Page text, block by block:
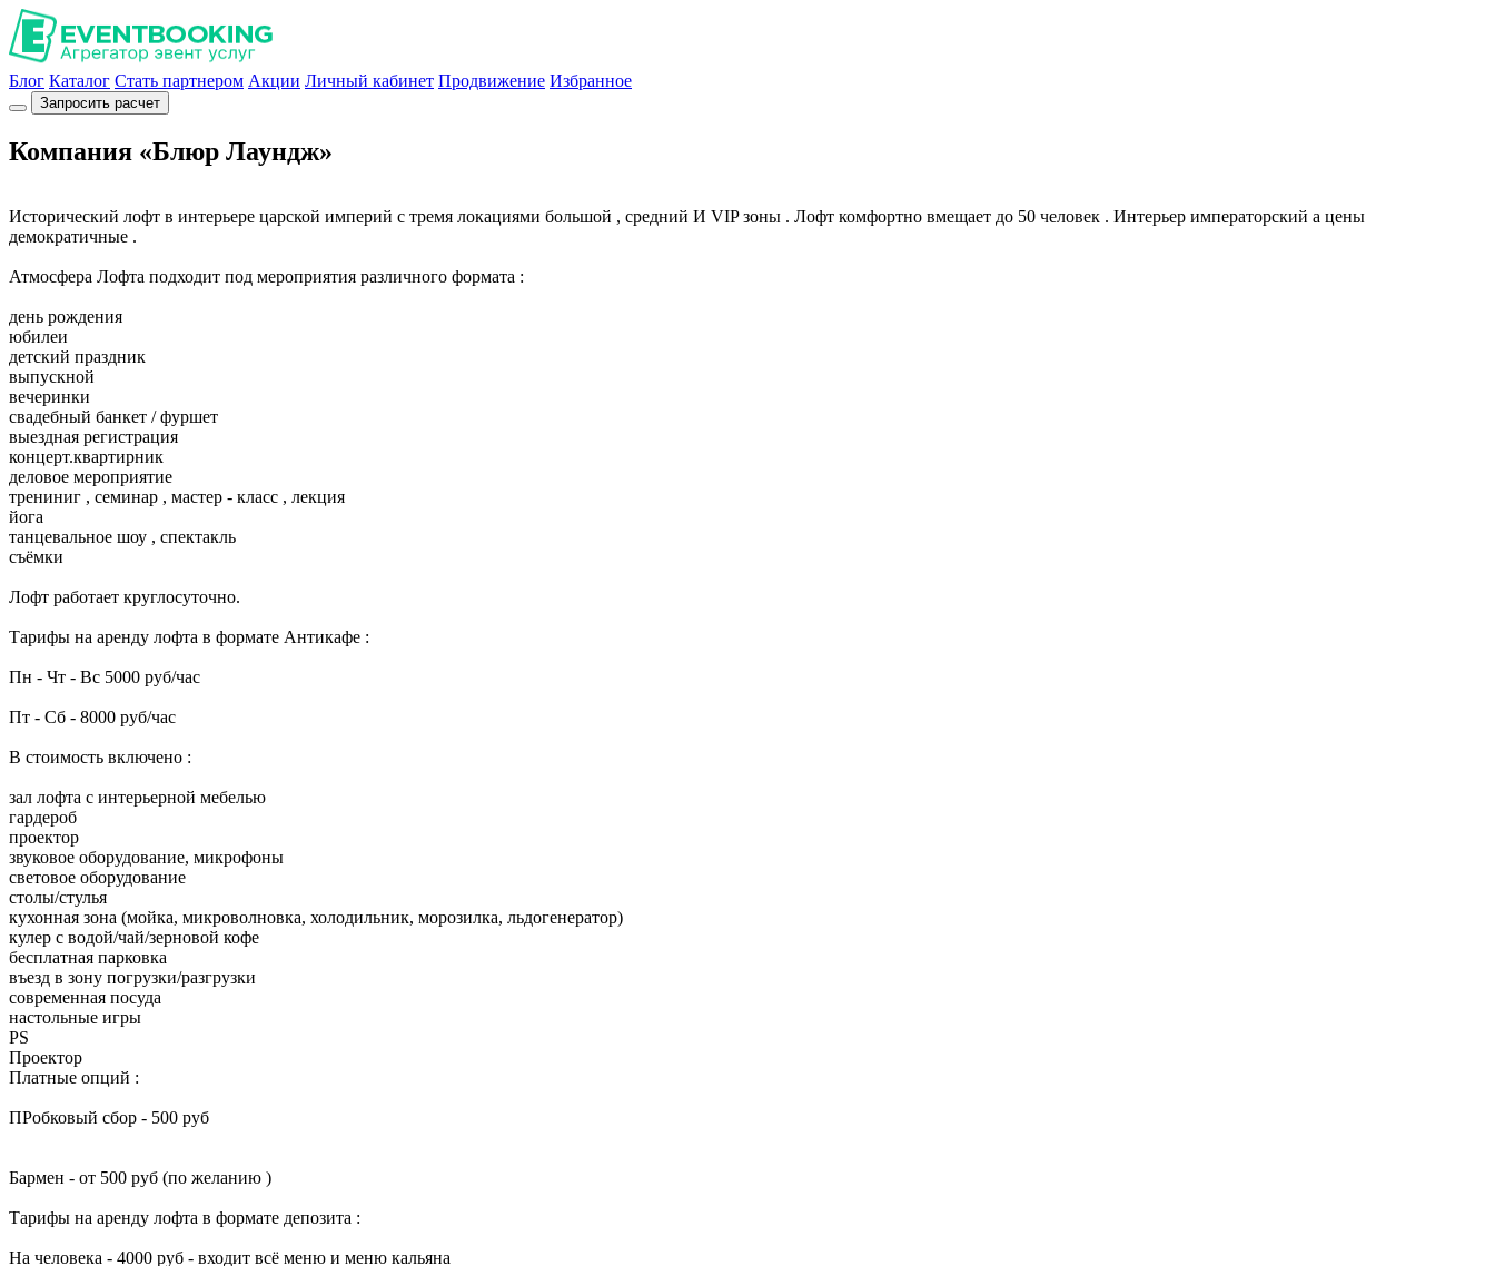
Блог Каталог Стать партнером Акции Личный кабинет Продвижение Избранное
Запросить расчет
Компания «Блюр Лаундж»
Исторический лофт в интерьере царской империй с тремя локациями большой , средний И VIP зоны . Лофт комфортно вмещает до 50 человек . Интерьер императорский а цены
демократичные .
Атмосфера Лофта подходит под мероприятия различного формата :
день рождения
юбилеи
детский праздник
выпускной
вечеринки
свадебный банкет / фуршет
выездная регистрация
концерт.квартирник
деловое мероприятие
трениниг , семинар , мастер - класс , лекция
йога
танцевальное шоу , спектакль
съёмки
Лофт работает круглосуточно.
Тарифы на аренду лофта в формате Антикафе :
Пн - Чт - Вс 5000 руб/час
Пт - Сб - 8000 руб/час
В стоимость включенo :
зал лофта с интерьерной мебелью
гардероб
проектор
звуковое оборудование, микрофоны
световое оборудование
столы/стулья
кухонная зона (мойка, микроволновка, холодильник, морозилка, льдогенератор)
кулер с водой/чай/зерновой кофе
бесплатная парковка
въезд в зону погрузки/разгрузки
современная посуда
настольные игры
PS
Проектор
Платные опций :
ПРобковый сбор - 500 руб
Бармен - от 500 руб (по желанию )
Тарифы на аренду лофта в формате депозита :
На человека - 4000 руб - входит всё меню и меню кальяна